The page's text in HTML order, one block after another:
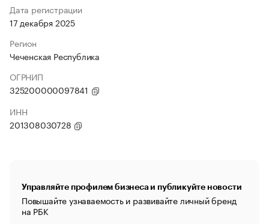
Дата регистрации
17 декабря 2025
Регион
Чеченская Республика
ОГРНИП
325200000097841
ИНН
201308030728
Управляйте профилем бизнеса и публикуйте новости
Повышайте узнаваемость и развивайте личный бренд
на РБК